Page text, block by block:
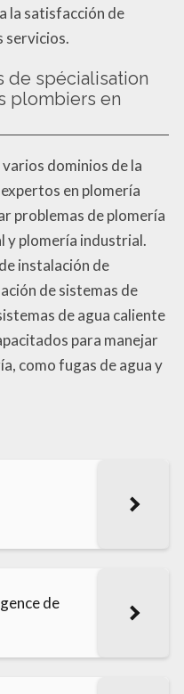
la satisfacción de
servicios.
de spécialisation
plombiers en
dominios de la
en plomería
problemas de plomería
y plomería industrial.
instalación de
de sistemas de
de agua caliente
para manejar
como fugas de agua y
de